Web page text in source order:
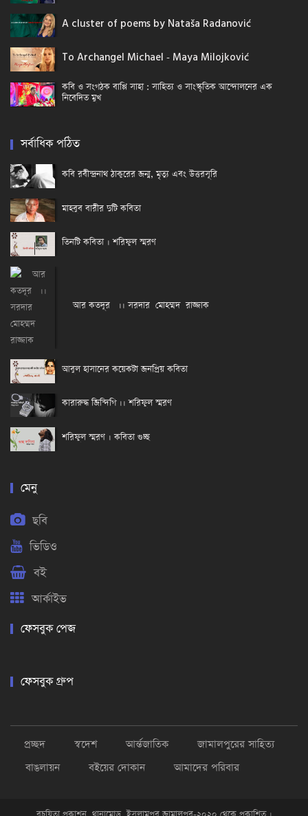
A cluster of poems by Nataša Radanović
To Archangel Michael - Maya Milojković
কবি ও সংগঠক বাপ্পি সাহা : সাহিত্য ও সাংস্কৃতিক আন্দোলনের এক
নিবেদিত মুখ
সর্বাধিক পঠিত
কবি রবীন্দ্রনাথ ঠাকুরের জন্ম, মৃত্যু এবং উত্তরসূরি
মাহবুব বারীর দুটি কবিতা
তিনটি কবিতা । শরিফুল স্মরণ
আর কতদূর ।। সরদার মোহম্মদ রাজ্জাক
আবুল হাসানের কয়েকটা জনপ্রিয় কবিতা
কারারুদ্ধ জিন্দিগি ।। শরিফুল স্মরণ
শরিফুল স্মরণ । কবিতা গুচ্ছ
মেনু
ছবি
ভিডিও
বই
আর্কাইভ
ফেসবুক পেজ
ফেসবুক গ্রুপ
প্রচ্ছদ স্বদেশ আর্ন্তজাতিক
জামালপুরের সাহিত্য
বাঙলায়ন
বইয়ের দোকান আমাদের পরিবার